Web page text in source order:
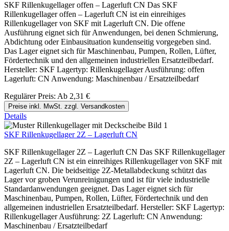
SKF Rillenkugellager offen – Lagerluft CN Das SKF
Rillenkugellager offen – Lagerluft CN ist ein einreihiges
Rillenkugellager von SKF mit Lagerluft CN. Die offene
Ausführung eignet sich für Anwendungen, bei denen Schmierung,
Abdichtung oder Einbausituation kundenseitig vorgegeben sind.
Das Lager eignet sich für Maschinenbau, Pumpen, Rollen, Lüfter,
Fördertechnik und den allgemeinen industriellen Ersatzteilbedarf.
Hersteller: SKF Lagertyp: Rillenkugellager Ausführung: offen
Lagerluft: CN Anwendung: Maschinenbau / Ersatzteilbedarf
Regulärer Preis: Ab 2,31 €
Preise inkl. MwSt. zzgl. Versandkosten
Details
SKF Rillenkugellager 2Z – Lagerluft CN
SKF Rillenkugellager 2Z – Lagerluft CN Das SKF Rillenkugellager
2Z – Lagerluft CN ist ein einreihiges Rillenkugellager von SKF mit
Lagerluft CN. Die beidseitige 2Z-Metallabdeckung schützt das
Lager vor groben Verunreinigungen und ist für viele industrielle
Standardanwendungen geeignet. Das Lager eignet sich für
Maschinenbau, Pumpen, Rollen, Lüfter, Fördertechnik und den
allgemeinen industriellen Ersatzteilbedarf. Hersteller: SKF Lagertyp:
Rillenkugellager Ausführung: 2Z Lagerluft: CN Anwendung:
Maschinenbau / Ersatzteilbedarf